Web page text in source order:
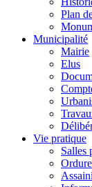
Plan
Municipalité
Mairie
Elus
Vie pratique
Salles